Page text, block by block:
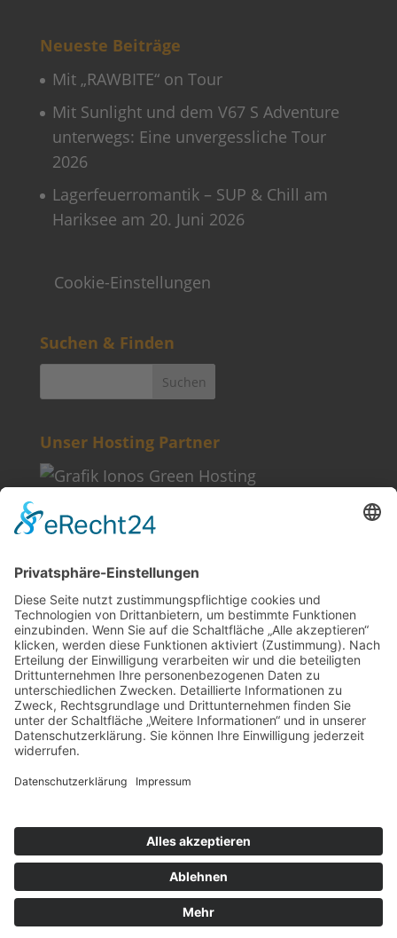
Neueste Beiträge
Mit „RAWBITE“ on Tour
Mit Sunlight und dem V67 S Adventure
unterwegs: Eine unvergessliche Tour
2026
Lagerfeuerromantik – SUP & Chill am
Hariksee am 20. Juni 2026
Cookie-Einstellungen
Suchen & Finden
Unser Hosting Partner
Weitere Informationen
Kontakt
Newsletter
FAQ
Schlagworte
Datenschutz
Impressum
Copyright © 2022–2026 Paddeln macht
Spass by 2increase. Alle Rechte